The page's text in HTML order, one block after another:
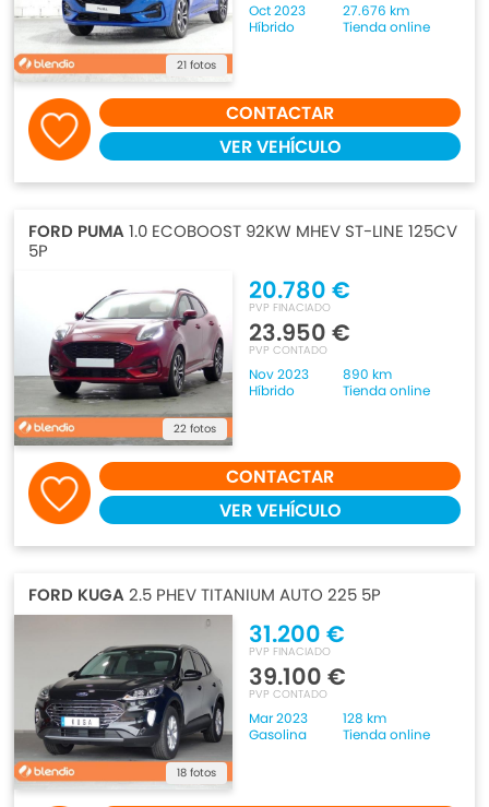
21 fotos
Oct 2023
27.676 km
Híbrido
Tienda online
CONTACTAR
VER VEHÍCULO
FORD PUMA1.0 ECOBOOST 92KW MHEV ST-LINE 125CV
5P
22 fotos
20.780 €
PVP FINACIADO
23.950 €
PVP CONTADO
Nov 2023
890 km
Híbrido
Tienda online
CONTACTAR
VER VEHÍCULO
FORD KUGA2.5 PHEV TITANIUM AUTO 225 5P
18 fotos
31.200 €
PVP FINACIADO
39.100 €
PVP CONTADO
Mar 2023
128 km
Gasolina
Tienda online